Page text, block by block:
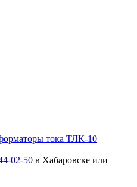
тока ТЛК-10
02-50 в Хабаровске или